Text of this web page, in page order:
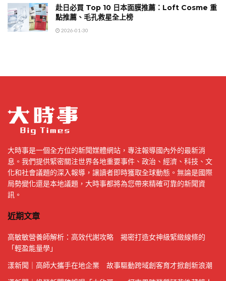
赴日必買 Top 10 日本面膜推薦：Loft Cosme 重
點推薦、毛孔救星全上榜
2026-01-30
大時事是一個全方位的新聞媒體網站，專注報導國內外的最新消
息。我們提供緊密關注世界各地重要事件、政治、經濟、科技、文
化和社會議題的深入報導，讓讀者即時獲取全球動態。無論是國際
局勢變化還是本地議題，大時事都將為您帶來精確可靠的新聞資
訊。
近期文章
高敏敏營養師解析：高效代謝攻略 揭密打造女神級緊緻線條的
「輕盈能量學」
漾新聞｜高師大攜手在地企業 故事驅動跨域創客育才掀創新浪潮